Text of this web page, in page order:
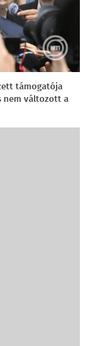
támogatója
nem változott a